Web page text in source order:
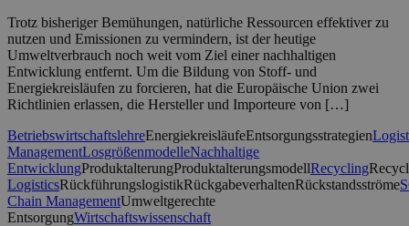
Trotz bisheriger Bemühungen, natürliche Ressourcen effektiver zu
nutzen und Emissionen zu vermindern, ist der heutige
Umweltverbrauch noch weit vom Ziel einer nachhaltigen
Entwicklung entfernt. Um die Bildung von Stoff- und
Energiekreisläufen zu forcieren, hat die Europäische Union zwei
Richtlinien erlassen, die Hersteller und Importeure von […]
BetriebswirtschaftslehreEnergiekreisläufeEntsorgungsstrategien
ManagementLosgrößenmodelleNachhaltige
EntwicklungProduktalterungProduktalterungsmodellRecycling
LogisticsRückführungslogistikRückgabeverhaltenRückstandsströme
Chain ManagementUmweltgerechte
EntsorgungWirtschaftswissenschaft